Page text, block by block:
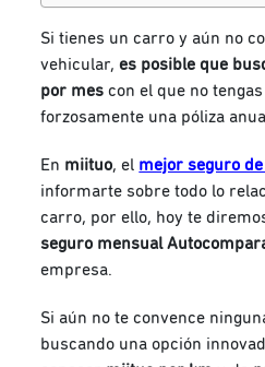
Si tienes un carro y aún no
vehicular,es posible que
por mescon el que no
forzosamente una póliza
En miituo, el mejor seguro
informarte sobre todo lo
carro, por ello, hoy te
seguro mensual
empresa.
Si aún no te convence
buscando una opción